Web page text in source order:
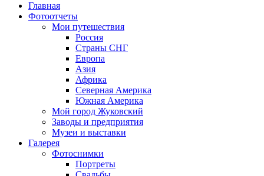
Главная
Фотоотчеты
Мои путешествия
Россия
Страны СНГ
Европа
Азия
Африка
Северная Америка
Южная Америка
Мой город Жуковский
Заводы и предприятия
Музеи и выставки
Галерея
Фотоснимки
Портреты